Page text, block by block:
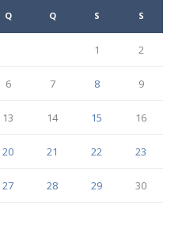
Q Q S S
1 2
6 7 8 9
13 14 15 16
20 21 22 23
27 28 29 30